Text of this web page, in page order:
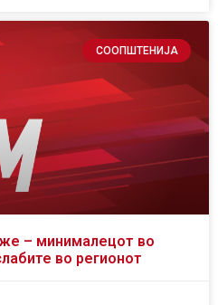
СООПШТЕНИЈА
– минималецот во
во регионот